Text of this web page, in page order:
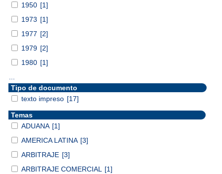
1950 [1]
1973 [1]
1977 [2]
1979 [2]
1980 [1]
Tipo de documento
texto impreso [17]
Temas
ADUANA [1]
AMERICA LATINA [3]
ARBITRAJE [3]
ARBITRAJE COMERCIAL
[1]